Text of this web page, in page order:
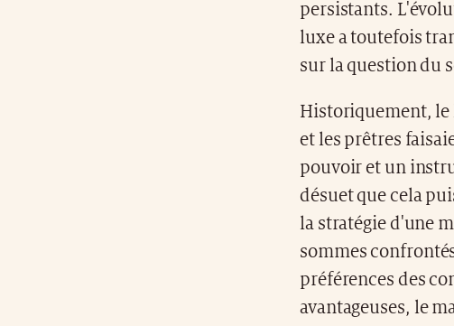
persistants.
luxe a toutefois
sur la question du
Historiquement, le
et les prêtres
pouvoir et un
désuet que cela
la stratégie d'une
sommes
préférences des
avantageuses, le